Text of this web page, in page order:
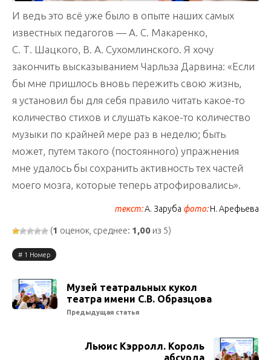
И ведь это всё уже было в опыте наших самых
известных педагогов — А. С. Макаренко,
С. Т. Шацкого, В. А. Сухомлинского. Я хочу
закончить высказыванием Чарльза Дарвина: «Если
бы мне пришлось вновь пережить свою жизнь,
я установил бы для себя правило читать какое-то
количество стихов и слушать какое-то количество
музыки по крайней мере раз в неделю; быть
может, путем такого (постоянного) упражнения
мне удалось бы сохранить активность тех частей
моего мозга, которые теперь атрофировались».
текст:А. Заруба фото: Н. Арефьева
(1 оценок, среднее: 1,00 из 5)
1 Номер
Музей театральных кукол
театра имени С.В. Образцова
Предыдущая статья
Льюис Кэрролл. Король
абсурда